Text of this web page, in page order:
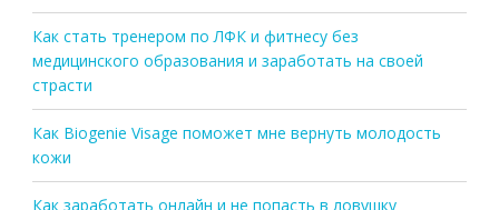
Как стать тренером по ЛФК и фитнесу без
медицинского образования и заработать на своей
страсти
Как Biogenie Visage поможет мне вернуть молодость
кожи
Как заработать онлайн и не попасть в ловушку